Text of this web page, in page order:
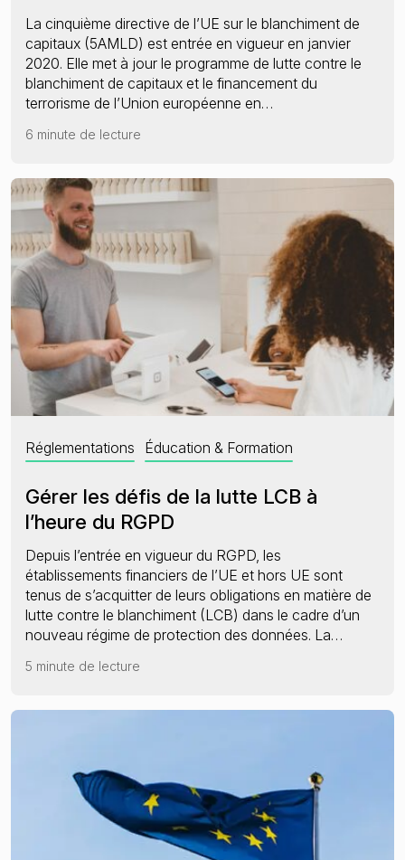
La cinquième directive de l’UE sur le blanchiment de
capitaux (5AMLD) est entrée en vigueur en janvier
2020. Elle met à jour le programme de lutte contre le
blanchiment de capitaux et le financement du
terrorisme de l’Union européenne en…
6 minute de lecture
Réglementations Éducation & Formation
Gérer les défis de la lutte LCB à
l’heure du RGPD
Depuis l’entrée en vigueur du RGPD, les
établissements financiers de l’UE et hors UE sont
tenus de s’acquitter de leurs obligations en matière de
lutte contre le blanchiment (LCB) dans le cadre d’un
nouveau régime de protection des données. La…
5 minute de lecture